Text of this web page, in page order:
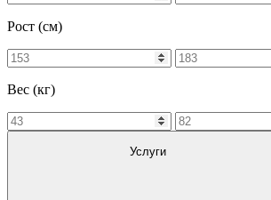
Рост (см)
Вес (кг)
Услуги